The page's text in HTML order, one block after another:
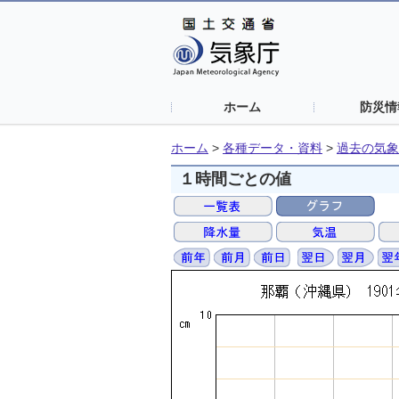
ホーム 防災
ホーム > 各種データ・資料 > 過去の気
１時間ごとの値